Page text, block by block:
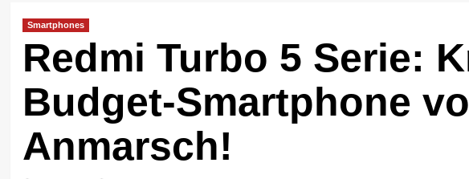
Smartphones
Redmi Turbo 5 Serie:
Budget-Smartphone
Anmarsch!